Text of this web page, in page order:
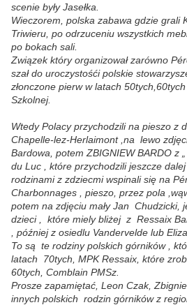
scenie były Jasełka.
Wieczorem, polska zabawa gdzie grali
Triwieru, po odrzuceniu wszystkich
po bokach sali.
Związek który organizował zarówno
szał do uroczystośći polskie
złonczone pierw w latach
Szkolnej.
Wtedy Polacy przychodzili na pieszo z
Chapelle-lez-Herlaimont ,na lewo
Bardowa, potem ZBIGNIEW BARDO z
du Luc , które przychodzili jeszcze
rodzinami z zdziecmi wspinali się na
Charbonnages , pieszo, przez pola
potem na zdjęciu mały Jan Chudzicki,
dzieci , które miely bliżej z Ressaix
, później z osiedlu Vandervelde lub
To są te rodziny polskich górników ,
latach 70tych, MPK Ressaix, które
60tych, Comblain PMSz.
Prosze zapamiętać , Leon Czak,
innych polskich rodzin górników z